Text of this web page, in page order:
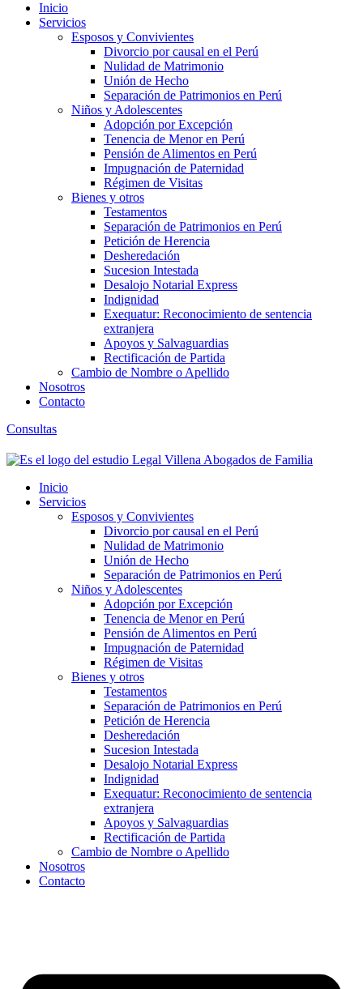
Inicio
Servicios
Esposos y Convivientes
Divorcio por causal en el Perú
Nulidad de Matrimonio
Unión de Hecho
Separación de Patrimonios en Perú
Niños y Adolescentes
Adopción por Excepción
Tenencia de Menor en Perú
Pensión de Alimentos en Perú
Impugnación de Paternidad
Régimen de Visitas
Bienes y otros
Testamentos
Separación de Patrimonios en Perú
Petición de Herencia
Desheredación
Sucesion Intestada
Desalojo Notarial Express
Indignidad
Exequatur: Reconocimiento de sentencia
extranjera
Apoyos y Salvaguardias
Rectificación de Partida
Cambio de Nombre o Apellido
Nosotros
Contacto
Consultas
Inicio
Servicios
Esposos y Convivientes
Divorcio por causal en el Perú
Nulidad de Matrimonio
Unión de Hecho
Separación de Patrimonios en Perú
Niños y Adolescentes
Adopción por Excepción
Tenencia de Menor en Perú
Pensión de Alimentos en Perú
Impugnación de Paternidad
Régimen de Visitas
Bienes y otros
Testamentos
Separación de Patrimonios en Perú
Petición de Herencia
Desheredación
Sucesion Intestada
Desalojo Notarial Express
Indignidad
Exequatur: Reconocimiento de sentencia
extranjera
Apoyos y Salvaguardias
Rectificación de Partida
Cambio de Nombre o Apellido
Nosotros
Contacto